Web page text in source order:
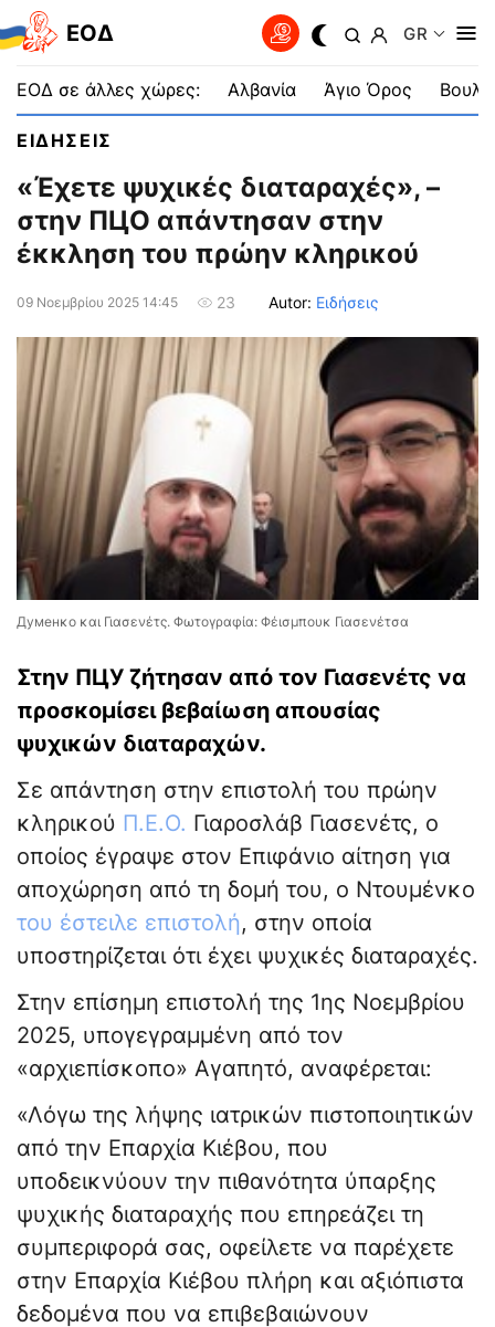
EOΔ GR
ΕΟΔ σε άλλες χώρες: Αλβανία Άγιο Όρος
ΕΙΔΗΣΕΙΣ
«Έχετε ψυχικές διαταραχές», –
στην ΠЦΟ απάντησαν στην
έκκληση του πρώην κληρικού
09 Νοεμβρίου 2025 14:45 23 Autor: Ειδήσεις
Думенκο και Γιασενέτς. Φωτογραφία: Φέισμπουκ Γιασενέτσα
Στην ΠЦУ ζήτησαν από τον Γιασενέτς να
προσκομίσει βεβαίωση απουσίας
ψυχικών διαταραχών.
Σε απάντηση στην επιστολή του πρώην
κληρικού Π.Ε.Ο. Γιαροσλάβ Γιασενέτς, ο
οποίος έγραψε στον Επιφάνιο αίτηση για
αποχώρηση από τη δομή του, ο Ντουμένκο
του έστειλε επιστολή, στην οποία
υποστηρίζεται ότι έχει ψυχικές διαταραχές.
Στην επίσημη επιστολή της 1ης Νοεμβρίου
2025, υπογεγραμμένη από τον
«αρχιεπίσκοπο» Αγαπητό, αναφέρεται:
«Λόγω της λήψης ιατρικών πιστοποιητικών
από την Επαρχία Κιέβου, που
υποδεικνύουν την πιθανότητα ύπαρξης
ψυχικής διαταραχής που επηρεάζει τη
συμπεριφορά σας, οφείλετε να παρέχετε
στην Επαρχία Κιέβου πλήρη και αξιόπιστα
δεδομένα που να επιβεβαιώνουν